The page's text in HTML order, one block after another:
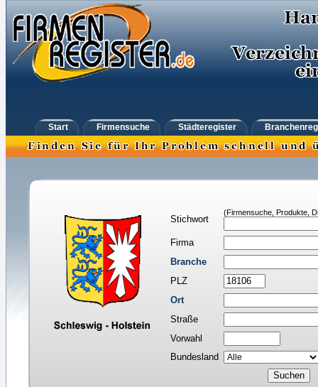
Start Firmensuche Städteregister
Stichwort
(Firmensuche, Produkte,
Firma
Branche
PLZ
Ort
Straße
Vorwahl
Bundesland